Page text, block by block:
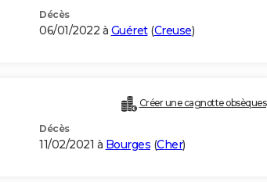
Décès
06/01/2022 à Guéret(Creuse)
Créer une cagnotte obsèques
Décès
11/02/2021 à Bourges (Cher)